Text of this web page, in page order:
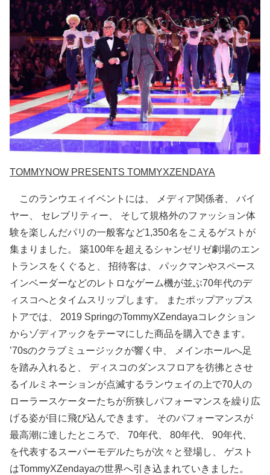
TOMMYNOW PRESENTS TOMMYXZENDAYA
このランウエィイベントには、 メディア関係者、 バイ
ヤー、 セレブリティー、 そして規格外のファッション体
験を楽しんだパリの一般客など1,350名をこえるゲストが
集まりました。 築100年を超えるシャンゼリゼ劇場のエン
トランスをくぐると、 招待客は、 パックマンやスペース
インベーダーなどのレトロなゲーム機が並ぶ70年代のデ
ィスコへとタイムスリップします。 またポップアップス
トアでは、 2019 SpringのTommyXZendayaコレクション
からゾディアックをテーマにした商品を購入できます。
’70sのクラブミュージックが響く中、 メインホールへ足
を踏み入れると、 ディスコのダンスフロアを彷彿とさせ
るイルミネーションが点滅するランウェイの上で70人の
ローラースケーターたちが所狭しパフォーマンスを繰り広
げる姿が目に飛び込んできます。 そのパフォーマンスが
最高潮に達したところで、 70年代、 80年代、 90年代、
を代表するスーパーモデルたちが次々と登場し、 ゲスト
はTommyXZendayaの世界へ引き込まれていきました。